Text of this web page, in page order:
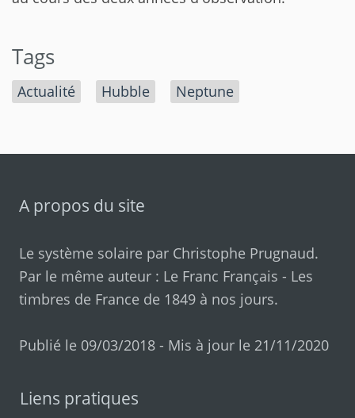
Tags
Actualité Hubble Neptune
A propos du site
Le système solaire par Christophe Prugnaud.
Par le même auteur : Le Franc Français - Les
timbres de France de 1849 à nos jours.
Publié le 09/03/2018 - Mis à jour le 21/11/2020
Liens pratiques